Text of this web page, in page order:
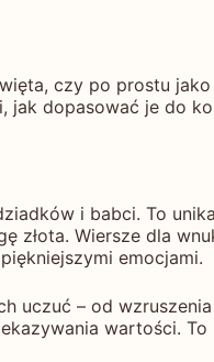
czy po prostu
dopasować je do
i babci. To
złota. Wiersze dla
emocjami.
uczuć – od
wartości.